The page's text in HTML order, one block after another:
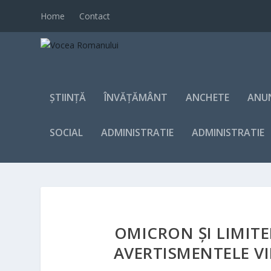
Home Contact
ȘTIINȚĂ ÎNVĂȚĂMÂNT ANCHETE
SOCIAL ADMINISTRATIE ADMINISTRATIE
OMICRON ȘI
AVERTISMENTELE